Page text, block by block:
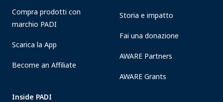
Compra prodotti con
marchio PADI
Scarica la App
Become an Affiliate
Inside PADI
Storia e impatto
Fai una donazione
AWARE Partners
AWARE Grants